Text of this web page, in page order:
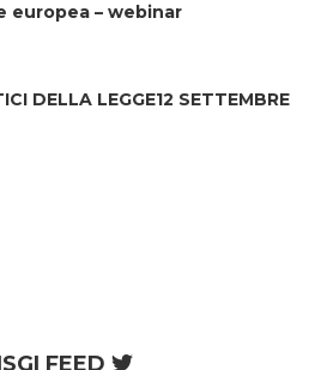
europea – webinar
DELLA LEGGE12 SETTEMBRE
FEED